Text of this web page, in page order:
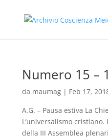
Numero 15 –
da maumag| Feb 17,
A.G. – Pausa estiva La
L’universalismo
della III Assemblea